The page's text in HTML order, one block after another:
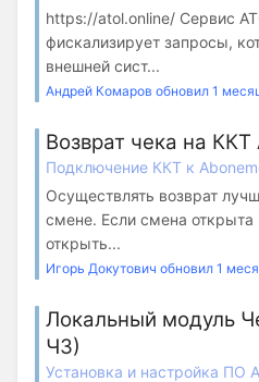
https://atol.online/ Сервис
фискализирует запросы,
внешней сист...
Андрей Комаров обновил 1
Возврат чека на
Подключение ККТ к
Осуществлять возврат
смене. Если смена
открыть...
Игорь Докутович обновил 1
Локальный модуль
ЧЗ)
Установка и настройка ПО